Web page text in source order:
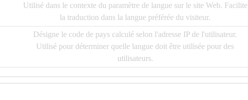
Utilisé dans le contexte du paramètre de langue sur le site Web. Facilite
la traduction dans la langue préférée du visiteur.
Désigne le code de pays calculé selon l'adresse IP de l'utilisateur.
Utilisé pour déterminer quelle langue doit être utilisée pour des
utilisateurs.